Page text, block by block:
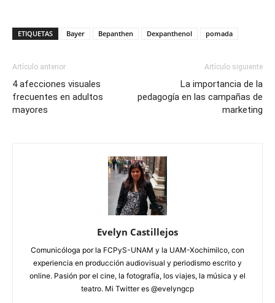
ETIQUETAS Bayer Bepanthen Dexpanthenol pomada
Artículo anterior
4 afecciones visuales
frecuentes en adultos
mayores
Artículo siguiente
La importancia de la
pedagogía en las campañas de
marketing
Evelyn Castillejos
Comunicóloga por la FCPyS-UNAM y la UAM-Xochimilco, con
experiencia en producción audiovisual y periodismo escrito y
online. Pasión por el cine, la fotografía, los viajes, la música y el
teatro. Mi Twitter es @evelyngcp